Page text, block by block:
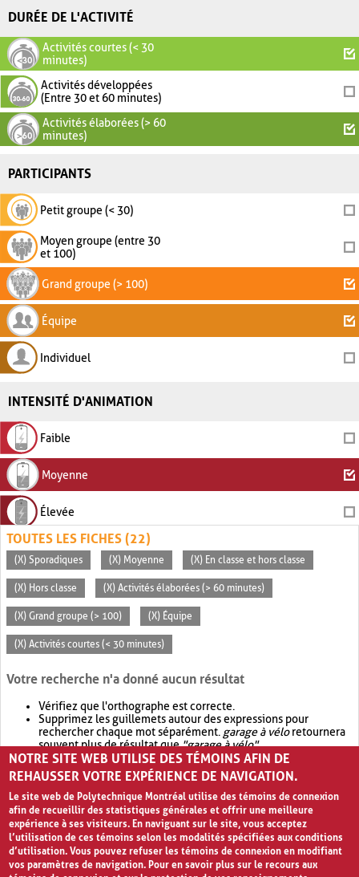
DURÉE DE L'ACTIVITÉ
Activités courtes (< 30
minutes)
Activités développées
(Entre 30 et 60 minutes)
Activités élaborées (> 60
minutes)
PARTICIPANTS
Petit groupe (< 30)
Moyen groupe (entre 30
et 100)
Grand groupe (> 100)
Équipe
Individuel
INTENSITÉ D'ANIMATION
Faible
Moyenne
Élevée
TOUTES LES FICHES (22)
(X) Sporadiques (X) Moyenne (X) En classe et hors classe
(X) Hors classe (X) Activités élaborées (> 60 minutes)
(X) Grand groupe (> 100) (X) Équipe
(X) Activités courtes (< 30 minutes)
Votre recherche n'a donné aucun résultat
Vérifiez que l'orthographe est correcte.
Supprimez les guillemets autour des expressions pour
rechercher chaque mot séparément. garage à véloretournera
souvent plus de résultat que"garage à vélo".
Envisagez d'élargir votre recherche avec OR.garage OR vélo
retournera souvent plus de résultat quegarage à vélo
NOTRE SITE WEB UTILISE DES TÉMOINS AFIN DE
REHAUSSER VOTRE EXPÉRIENCE DE NAVIGATION.
Le site web de Polytechnique Montréal utilise des témoins de connexion
afin de recueillir des statistiques générales et offrir une meilleure
expérience à ses visiteurs. En naviguant sur le site, vous acceptez
l’utilisation de ces témoins selon les modalités spécifiées aux conditions
d’utilisation. Vous pouvez refuser les témoins de connexion en modifiant
vos paramètres de navigation. Pour en savoir plus sur le recours aux